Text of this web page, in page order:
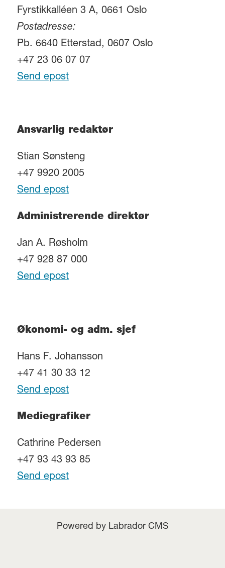
Fyrstikkalléen 3 A, 0661 Oslo
Postadresse:
Pb. 6640 Etterstad, 0607 Oslo
+47 23 06 07 07
Send epost
Ansvarlig redaktør
Stian Sønsteng
+47 9920 2005
Send epost
Administrerende direktør
Jan A. Røsholm
+47 928 87 000
Send epost
Økonomi- og adm. sjef
Hans F. Johansson
+47 41 30 33 12
Send epost
Mediegrafiker
Cathrine Pedersen
+47 93 43 93 85
Send epost
Powered by Labrador CMS